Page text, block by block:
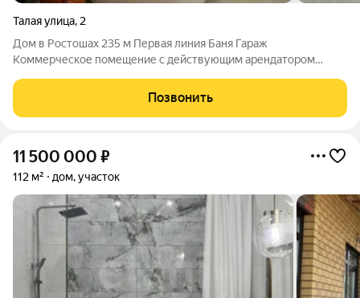
Талая улица, 2
Дом в Ростошах 235 м Первая линия Баня Гараж
Коммерческое помещение с действующим арендатором
Ростоши (Оренбург) с действующим арендным бизнесом. Это
редкое предложение, которое объединяет комфорт
Позвонить
11 500 000 ₽
112 м² дом, участок